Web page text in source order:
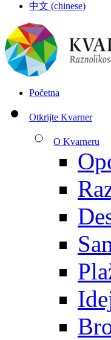
中文 (chinese)
Početna
Otkrijte Kvarner
O Kvarneru